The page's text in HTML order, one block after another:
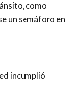
como
un semáforo en
incumplió